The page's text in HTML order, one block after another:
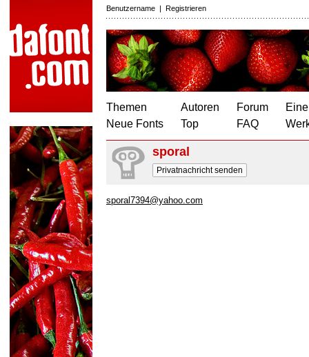
Benutzername | Registrieren
Themen
Neue Fonts
Autoren
Top
Forum
FAQ
sporal
Privatnachricht senden
sporal7394@yahoo.com